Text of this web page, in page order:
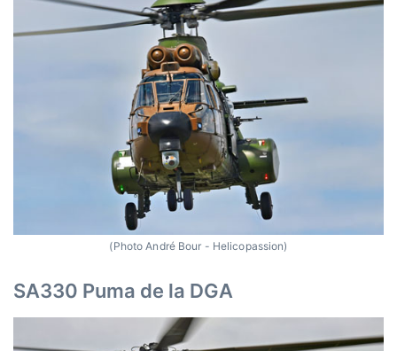
(Photo André Bour - Helicopassion)
SA330 Puma de la DGA